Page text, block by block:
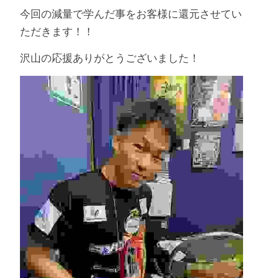
今回の減量で学んだ事をお客様に還元させてい
ただきます！！
沢山の応援ありがとうございました！